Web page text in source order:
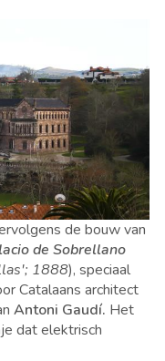
de bouw van
de Sobrellano
1888), speciaal
Catalaans architect
Antoni Gaudí. Het
dat elektrisch